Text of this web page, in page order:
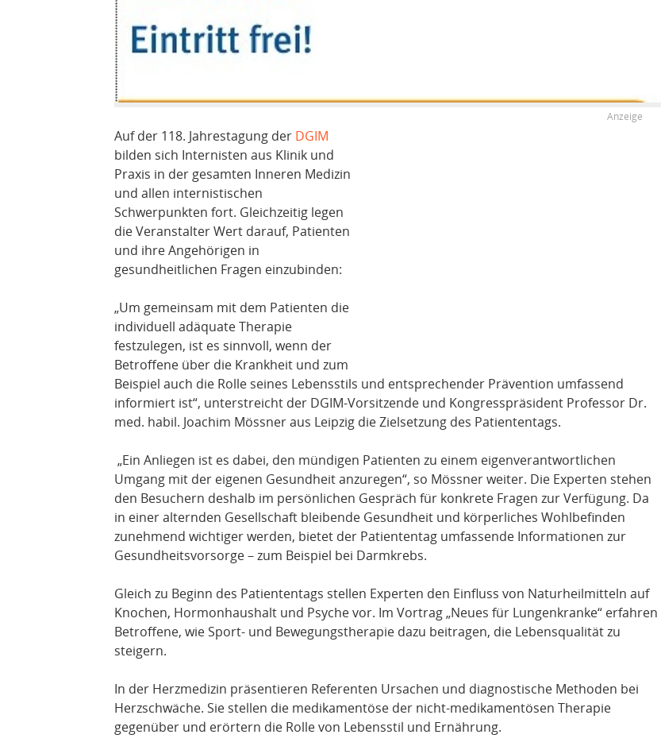
Auf der 118. Jahrestagung der DGIM
bilden sich Internisten aus Klinik und
Praxis in der gesamten Inneren Medizin
und allen internistischen
Schwerpunkten fort. Gleichzeitig legen
die Veranstalter Wert darauf, Patienten
und ihre Angehörigen in
gesundheitlichen Fragen einzubinden:
„Um gemeinsam mit dem Patienten die
individuell adäquate Therapie
festzulegen, ist es sinnvoll, wenn der
Betroffene über die Krankheit und zum
Beispiel auch die Rolle seines Lebensstils und entsprechender Prävention umfassend
informiert ist“, unterstreicht der DGIM-Vorsitzende und Kongresspräsident Professor Dr.
med. habil. Joachim Mössner aus Leipzig die Zielsetzung des Patiententags.
„Ein Anliegen ist es dabei, den mündigen Patienten zu einem eigenverantwortlichen
Umgang mit der eigenen Gesundheit anzuregen“, so Mössner weiter. Die Experten stehen
den Besuchern deshalb im persönlichen Gespräch für konkrete Fragen zur Verfügung. Da
in einer alternden Gesellschaft bleibende Gesundheit und körperliches Wohlbefinden
zunehmend wichtiger werden, bietet der Patiententag umfassende Informationen zur
Gesundheitsvorsorge – zum Beispiel bei Darmkrebs.
Gleich zu Beginn des Patiententags stellen Experten den Einfluss von Naturheilmitteln auf
Knochen, Hormonhaushalt und Psyche vor. Im Vortrag „Neues für Lungenkranke“ erfahren
Betroffene, wie Sport- und Bewegungstherapie dazu beitragen, die Lebensqualität zu
steigern.
In der Herzmedizin präsentieren Referenten Ursachen und diagnostische Methoden bei
Herzschwäche. Sie stellen die medikamentöse der nicht-medikamentösen Therapie
gegenüber und erörtern die Rolle von Lebensstil und Ernährung.